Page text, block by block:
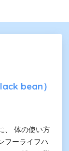
bean）
、 体の使い方
フーライフハ